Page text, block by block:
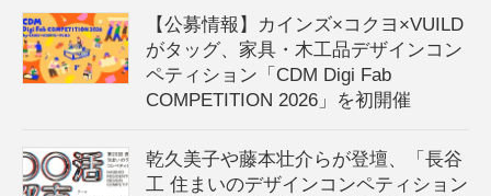
【公募情報】カインズ×コクヨ×VUILD
がタッグ、家具・木工品デザインコン
ペティション「CDM Digi Fab
COMPETITION 2026」を初開催
乾久美子や藤本壮介らが登壇、「長谷
工 住まいのデザインコンペティション